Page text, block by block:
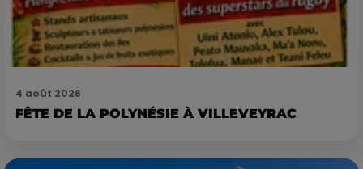
4 août 2026
FÊTE DE LA POLYNÉSIE À VILLEVEYRAC